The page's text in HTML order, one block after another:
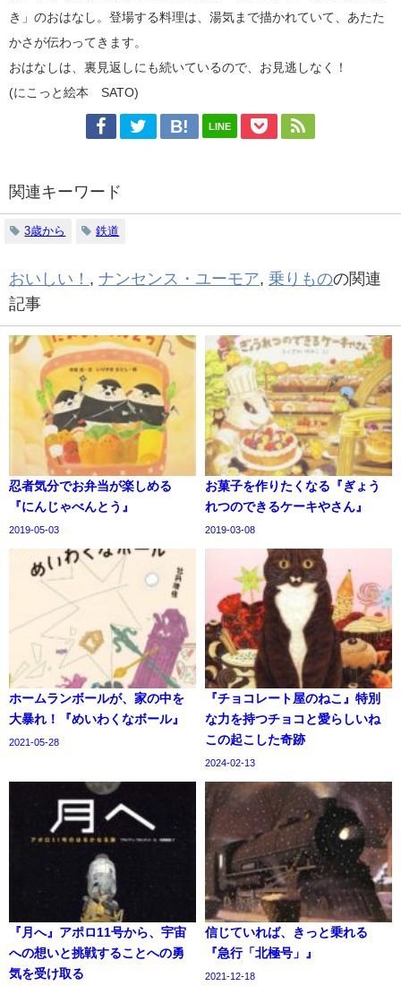
き」のおはなし。登場する料理は、湯気まで描かれていて、あたた
かさが伝わってきます。
おはなしは、裏見返しにも続いているので、お見逃しなく！
(にこっと絵本 SATO)
LINE
関連キーワード
3歳から 鉄道
おいしい！ , ナンセンス・ユーモア, 乗りものの関連
記事
忍者気分でお弁当が楽しめる
『にんじゃべんとう』
2019-05-03
お菓子を作りたくなる『ぎょう
れつのできるケーキやさん』
2019-03-08
ホームランボールが、家の中を
大暴れ！『めいわくなボール』
2021-05-28
『チョコレート屋のねこ』特別
な力を持つチョコと愛らしいね
この起こした奇跡
2024-02-13
『月へ』アポロ11号から、宇宙
への想いと挑戦することへの勇
気を受け取る
信じていれば、きっと乗れる
『急行「北極号」』
2021-12-18